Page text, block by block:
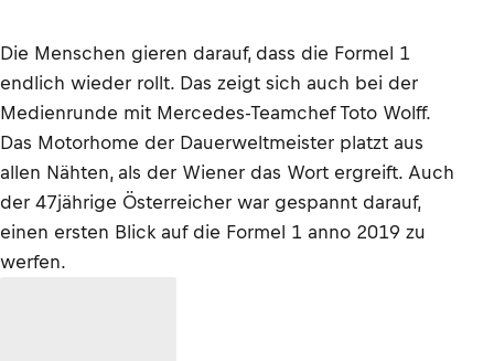
Die Menschen gieren darauf, dass die Formel 1
endlich wieder rollt. Das zeigt sich auch bei der
Medienrunde mit Mercedes-Teamchef Toto Wolff.
Das Motorhome der Dauerweltmeister platzt aus
allen Nähten, als der Wiener das Wort ergreift. Auch
der 47jährige Österreicher war gespannt darauf,
einen ersten Blick auf die Formel 1 anno 2019 zu
werfen.